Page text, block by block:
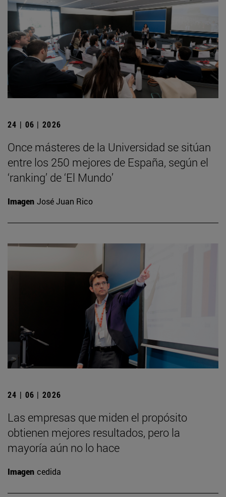
24 | 06 | 2026
Once másteres de la Universidad se sitúan
entre los 250 mejores de España, según el
‘ranking’ de ‘El Mundo’
Imagen José Juan Rico
24 | 06 | 2026
Las empresas que miden el propósito
obtienen mejores resultados, pero la
mayoría aún no lo hace
Imagen cedida